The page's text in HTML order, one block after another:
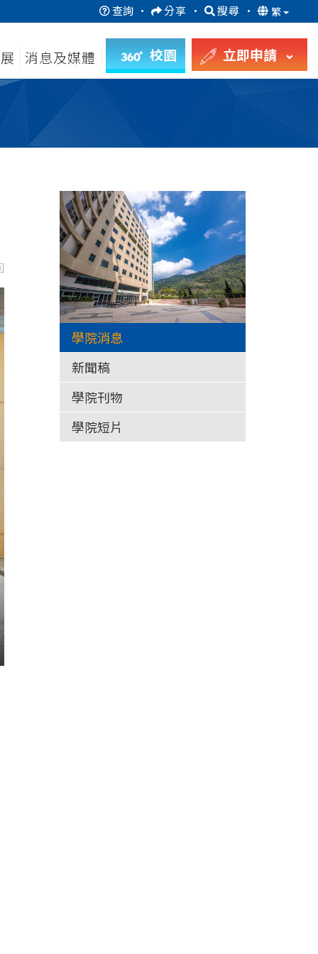
查詢 · 分享 · 搜尋 · 繁
消息及媒體 校園 立即申請
學院消息
新聞稿
學院刊物
學院短片